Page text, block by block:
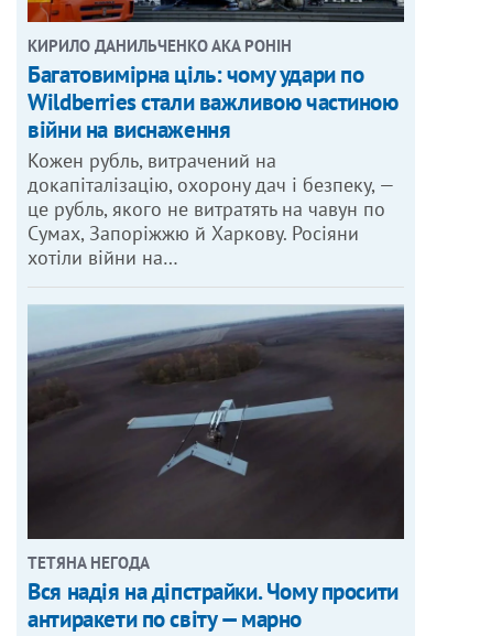
КИРИЛО ДАНИЛЬЧЕНКО АКА РОНІН
Багатовимірна ціль: чому удари по
Wildberries стали важливою частиною
війни на виснаження
Кожен рубль, витрачений на
докапіталізацію, охорону дач і безпеку, —
це рубль, якого не витратять на чавун по
Сумах, Запоріжжю й Харкову. Росіяни
хотіли війни на…
ТЕТЯНА НЕГОДА
Вся надія на діпстрайки. Чому просити
антиракети по світу — марно